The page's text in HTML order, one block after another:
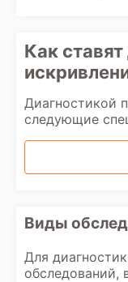
Как
Диагностикой
следующие
Виды
Для
обследований,